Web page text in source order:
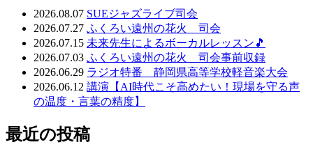
2026.08.07 SUEジャズライブ司会
2026.07.27 ふくろい遠州の花火 司会
2026.07.15 未来先生によるボーカルレッスン🎵
2026.07.03 ふくろい遠州の花火 司会事前収録
2026.06.29 ラジオ特番 静岡県高等学校軽音楽大会
2026.06.12 講演【AI時代こそ高めたい！現場を守る声
の温度・言葉の精度】
最近の投稿